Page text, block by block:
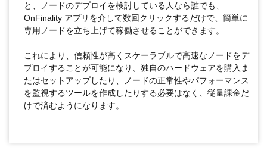
と、ノードのデプロイを検討している人なら誰でも、
OnFinality アプリを介して数回クリックするだけで、簡単に
専用ノードを立ち上げて稼働させることができます。
これにより、信頼性が高くスケーラブルで高速なノードをデ
プロイすることが可能になり、独自のハードウェアを購入ま
たはセットアップしたり、ノードの正常性やパフォーマンス
を監視するツールを作成したりする必要はなく、従量課金だ
けで済むようになります。